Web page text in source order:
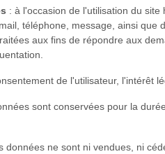
: à l'occasion de l'utilisation du
téléphone, message, ainsi que
aux fins de répondre aux
de l'utilisateur, l'intérêt
sont conservées pour la
données ne sont ni vendues, ni